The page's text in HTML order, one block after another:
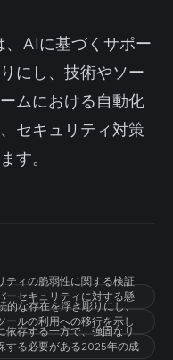
、AIに基づくサポー
にし、技術やソー
ムにおける自動化
セキュリティ対策
す。
ティの脆弱性に関する検証
ーセキュリティに対する懸
的な存在を浮き彫りにし、
ールの利用への移行を示し
依存する一方で、強固なサ
する必要がある2025年の成